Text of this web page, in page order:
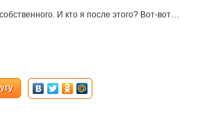
И кто я после этого? Вот-вот…